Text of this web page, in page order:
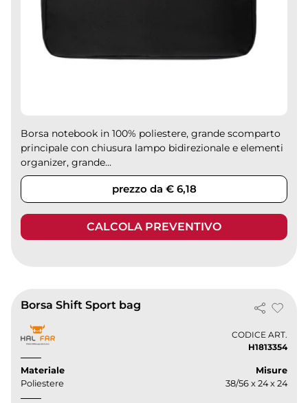
Borsa notebook in 100% poliestere, grande scomparto
principale con chiusura lampo bidirezionale e elementi
organizer, grande...
prezzo da € 6,18
CALCOLA PREVENTIVO
Borsa Shift Sport bag
CODICE ART.
H1813354
Materiale
Poliestere
Misure
38/56 x 24 x 24